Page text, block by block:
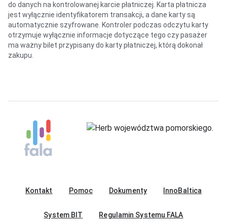
do danych na kontrolowanej karcie płatniczej. Karta płatnicza
jest wyłącznie identyfikatorem transakcji, a dane karty są
automatycznie szyfrowane. Kontroler podczas odczytu karty
otrzymuje wyłącznie informacje dotyczące tego czy pasażer
ma ważny bilet przypisany do karty płatniczej, którą dokonał
zakupu.
Kontakt Pomoc Dokumenty InnoBaltica
System BIT Regulamin Systemu FALA